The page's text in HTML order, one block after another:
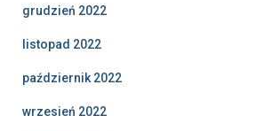
grudzień 2022
listopad 2022
październik 2022
wrzesień 2022